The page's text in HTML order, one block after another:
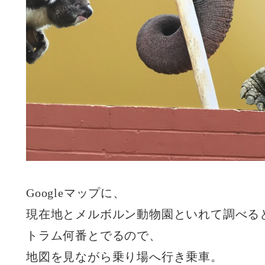
Googleマップに、
現在地とメルボルン動物園といれて調べる
トラム何番とでるので、
地図を見ながら乗り場へ行き乗車。